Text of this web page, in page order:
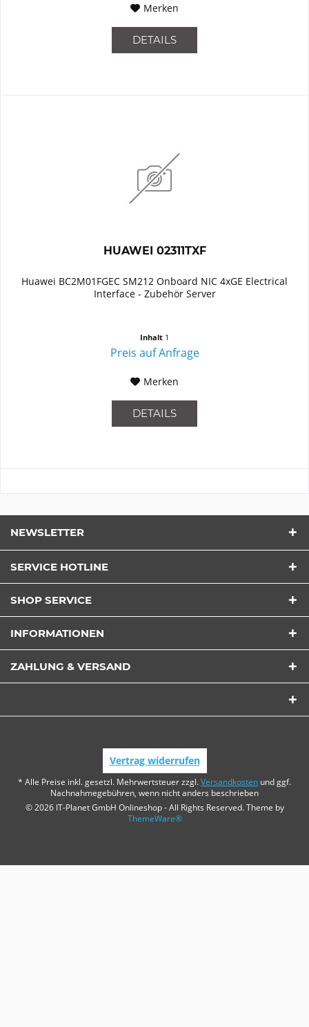
Merken
DETAILS
HUAWEI 02311TXF
Huawei BC2M01FGEC SM212 Onboard NIC 4xGE Electrical
Interface - Zubehör Server
Inhalt 1
Preis auf Anfrage
Merken
DETAILS
NEWSLETTER
SERVICE HOTLINE
SHOP SERVICE
INFORMATIONEN
ZAHLUNG & VERSAND
Vertrag widerrufen
* Alle Preise inkl. gesetzl. Mehrwertsteuer zzgl.Versandkosten und ggf.
Nachnahmegebühren, wenn nicht anders beschrieben
© 2026 IT-Planet GmbH Onlineshop - All Rights Reserved. Theme by
ThemeWare®